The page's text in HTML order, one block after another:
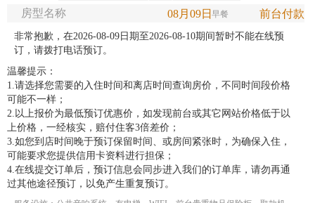
08月09日早餐 前台付款
房型名称
非常抱歉，在2026-08-09日期至2026-08-10期间暂时不能在线预
订，请拨打电话预订。
温馨提示：
1.请选择您需要的入住时间和离店时间查询房价，不同时间段价格
可能不一样；
2.以上报价为最低预订优惠价，如发现前台或其它网站价格低于以
上价格，一经核实，赔付住客3倍差价；
3.如您到店时间晚于预订保留时间、或房间紧张时，为确保入住，
可能要求您提供信用卡资料进行担保；
4.在线提交订单后，预订信息会同步进入我们的订单库，请勿再通
过其他途径预订，以免产生重复预订。